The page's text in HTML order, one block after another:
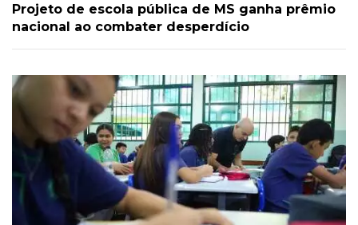
Projeto de escola pública de MS ganha prêmio
nacional ao combater desperdício